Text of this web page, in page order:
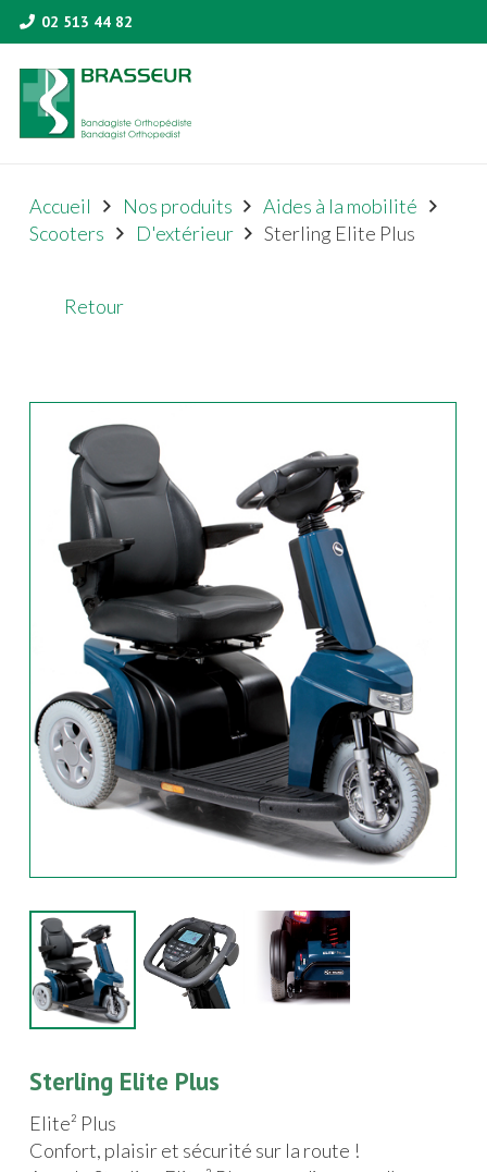
02 513 44 82
Accueil Nos produits
Aides à la mobilité
Scooters
D'extérieur Sterling Elite Plus
Retour
Sterling Elite Plus
Elite² Plus
Confort, plaisir et sécurité sur la route !